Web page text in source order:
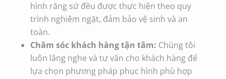
hình răng sứ đều được thực hiện theo quy
trình nghiêm ngặt, đảm bảo vệ sinh và an
toàn.
Chăm sóc khách hàng tận tâm: Chúng tôi
luôn lắng nghe và tư vấn cho khách hàng để
lựa chọn phương pháp phục hình phù hợp